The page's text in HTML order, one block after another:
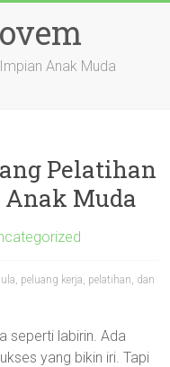
Anak Muda
Pelatihan
Muda
peluang kerja, pelatihan, dan
seperti labirin. Ada
yang bikin iri. Tapi